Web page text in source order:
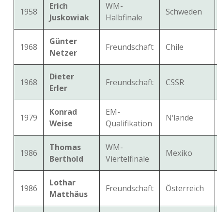
1958
Erich
Juskowiak
WM-
Halbfinale
Schweden
1968
Günter
Netzer
Freundschaft Chile
1968
Dieter
Erler
Freundschaft CSSR
1979
Konrad
Weise
EM-
Qualifikation
N‘lande
1986
Thomas
Berthold
WM-
Viertelfinale
Mexiko
1986
Lothar
Matthäus
Freundschaft Österreich